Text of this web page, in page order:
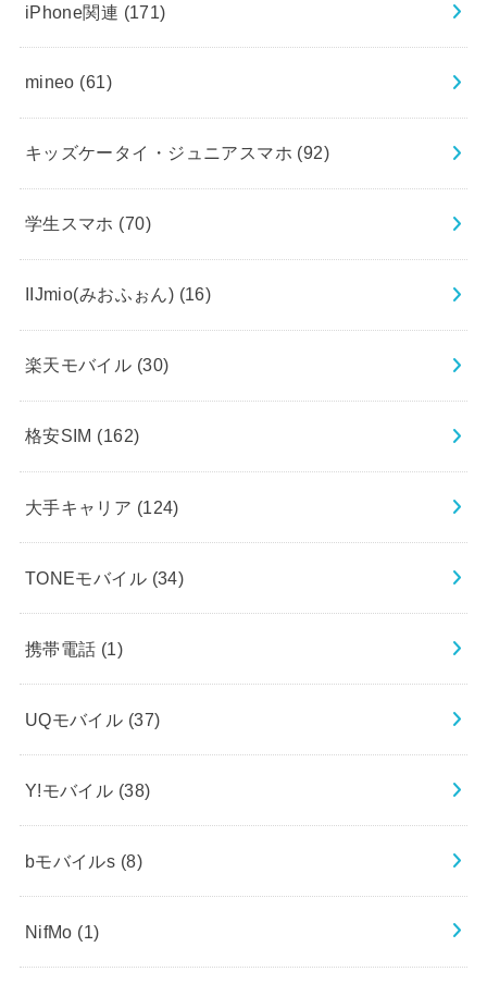
iPhone関連 (171)
mineo (61)
キッズケータイ・ジュニアスマホ (92)
学生スマホ (70)
IIJmio(みおふぉん) (16)
楽天モバイル (30)
格安SIM (162)
大手キャリア (124)
TONEモバイル (34)
携帯電話 (1)
UQモバイル (37)
Y!モバイル (38)
bモバイルs (8)
NifMo (1)